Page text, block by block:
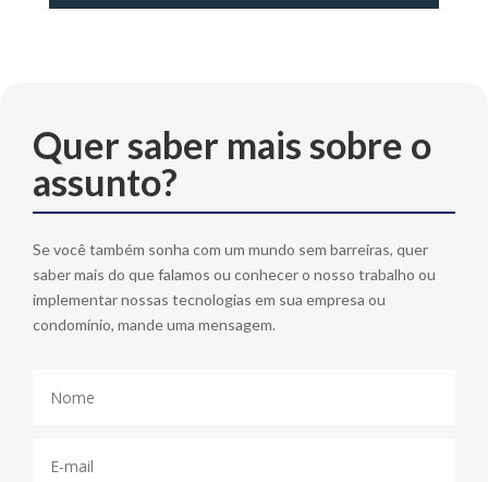
Quer saber mais sobre o
assunto?
Se você também sonha com um mundo sem barreiras, quer
saber mais do que falamos ou conhecer o nosso trabalho ou
implementar nossas tecnologias em sua empresa ou
condomínio, mande uma mensagem.